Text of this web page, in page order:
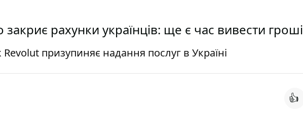
рахунки українців: ще є час вивести гроші
призупиняє надання послуг в Україні
👍